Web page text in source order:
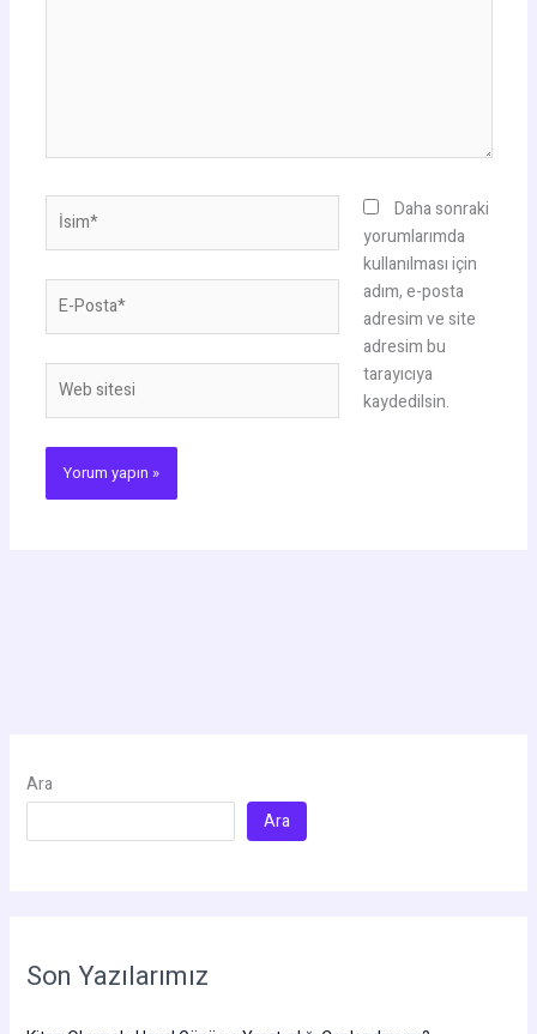
İsim*
Posta*
sitesi
Daha sonraki
yorumlarımda
kullanılması için
adım, e-posta
adresim ve site
adresim bu
tarayıcıya
kaydedilsin.
Ara
Ara
Son Yazılarımız